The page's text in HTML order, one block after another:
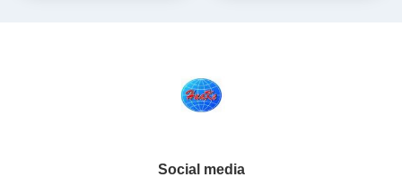
Social media